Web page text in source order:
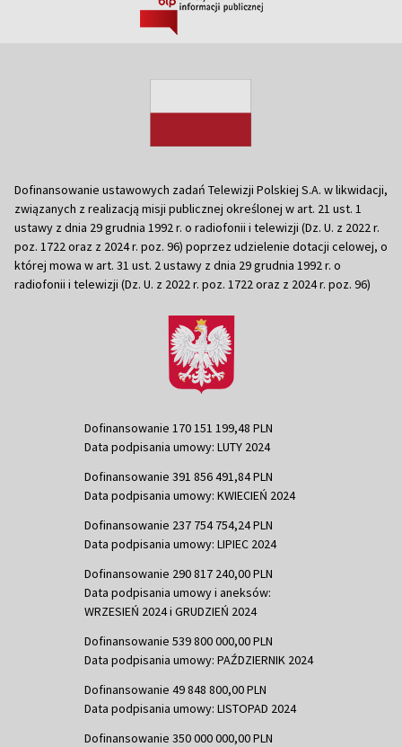
Dofinansowanie ustawowych zadań Telewizji Polskiej S.A. w likwidacji,
związanych z realizacją misji publicznej określonej w art. 21 ust. 1
ustawy z dnia 29 grudnia 1992 r. o radiofonii i telewizji (Dz. U. z 2022 r.
poz. 1722 oraz z 2024 r. poz. 96) poprzez udzielenie dotacji celowej, o
której mowa w art. 31 ust. 2 ustawy z dnia 29 grudnia 1992 r. o
radiofonii i telewizji (Dz. U. z 2022 r. poz. 1722 oraz z 2024 r. poz. 96)
Dofinansowanie 170 151 199,48 PLN
Data podpisania umowy: LUTY 2024
Dofinansowanie 391 856 491,84 PLN
Data podpisania umowy: KWIECIEŃ 2024
Dofinansowanie 237 754 754,24 PLN
Data podpisania umowy: LIPIEC 2024
Dofinansowanie 290 817 240,00 PLN
Data podpisania umowy i aneksów:
WRZESIEŃ 2024 i GRUDZIEŃ 2024
Dofinansowanie 539 800 000,00 PLN
Data podpisania umowy: PAŹDZIERNIK 2024
Dofinansowanie 49 848 800,00 PLN
Data podpisania umowy: LISTOPAD 2024
Dofinansowanie 350 000 000,00 PLN